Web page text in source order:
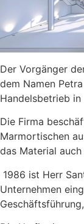
Der Vorgänger
dem Namen
Handelsbetrieb in
Die Firma
Marmortischen
das Material
1986 ist Herr
Unternehmen